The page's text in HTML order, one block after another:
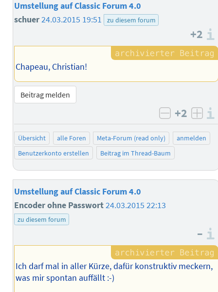
Umstellung auf Classic Forum 4.0
schuer24.03.2015 19:51 zu diesem forum
+2
Chapeau, Christian!
Beitrag melden
negativ
+2
Übersicht alle Foren Meta-Forum (read only)
anmelden
Benutzerkonto erstellen
Beitrag im Thread-Baum
Umstellung auf Classic Forum 4.0
Encoder ohne Passwort24.03.2015 22:13
zu diesem forum
–
Ich darf mal in aller Kürze, dafür konstruktiv meckern,
was mir spontan auffällt :-)